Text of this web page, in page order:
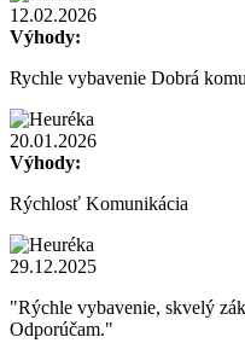
12.02.2026
Výhody:
Rychle vybavenie Dobrá
20.01.2026
Výhody:
Rýchlosť Komunikácia
29.12.2025
"Rýchle vybavenie, skvelý
Odporúčam."